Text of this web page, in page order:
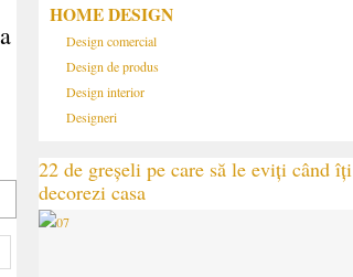
HOME DESIGN
Design comercial
Design de produs
Design interior
Designeri
22 de greșeli pe care să le eviți când îți
decorezi casa